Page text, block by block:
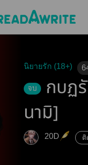
นิยายรัก (18+)
จบ
กบฏ
นามิ]
20D ติ